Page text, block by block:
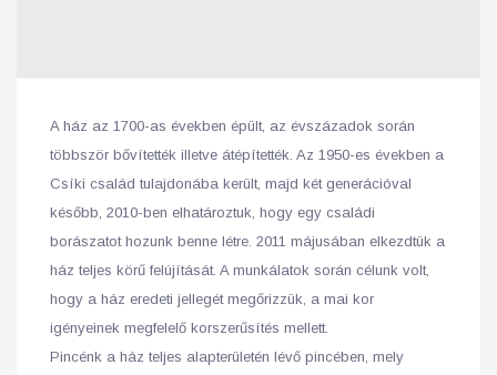
A ház az 1700-as években épült, az évszázadok során
többször bővítették illetve átépítették. Az 1950-es években a
Csíki család tulajdonába került, majd két generációval
később, 2010-ben elhatároztuk, hogy egy családi
borászatot hozunk benne létre. 2011 májusában elkezdtük a
ház teljes körű felújítását. A munkálatok során célunk volt,
hogy a ház eredeti jellegét megőrizzük, a mai kor
igényeinek megfelelő korszerűsítés mellett.
Pincénk a ház teljes alapterületén lévő pincében, mely